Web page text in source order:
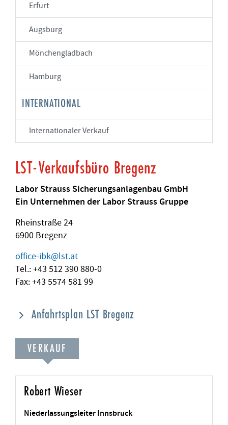
Erfurt
Augsburg
Mönchengladbach
Hamburg
INTERNATIONAL
Internationaler Verkauf
LST-Verkaufsbüro Bregenz
Labor Strauss Sicherungsanlagenbau GmbH
Ein Unternehmen der Labor Strauss Gruppe
Rheinstraße 24
6900 Bregenz
office-ibk@lst.at
Tel.: +43 512 390 880-0
Fax: +43 5574 581 99
Anfahrtsplan LST Bregenz
VERKAUF
Robert Wieser
Niederlassungsleiter Innsbruck